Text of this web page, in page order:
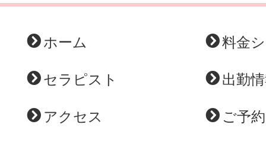
ホーム 料金
セラピスト 出勤
アクセス ご予約